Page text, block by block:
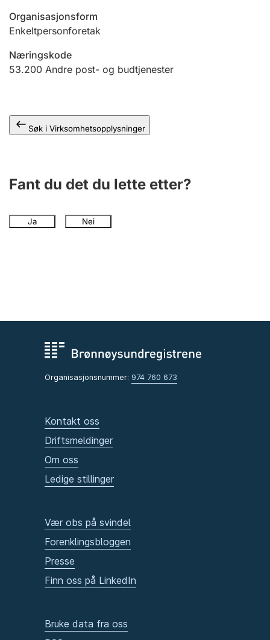
Ektepaktveileder
Offentlig sektor
Organisasjonsform
Enkeltpersonforetak
Næringskode
53.200 Andre post- og budtjenester
Søk i Virksomhetsopplysninger
Fant du det du lette etter?
Ja Nei
Organisasjonsnummer: 974 760 673
Kontakt oss
Driftsmeldinger
Om oss
Ledige stillinger
Vær obs på svindel
Forenklingsbloggen
Presse
Finn oss på LinkedIn
Bruke data fra oss